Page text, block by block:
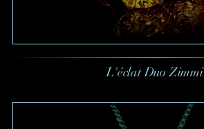
L'éclat Duo Zimmi